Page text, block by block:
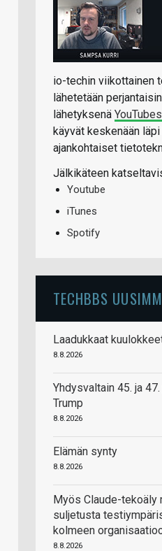
io-techin viikottainen
lähetetään
lähetyksenä
käyvät keskenään
ajankohtaiset
Jälkikäteen
Youtube
iTunes
Spotify
TECHBBS
Laadukkaat
8.8.2026
Yhdysvaltain 45. ja
Trump
8.8.2026
Elämän synty
8.8.2026
Myös Claude-tekoäly
suljetusta
kolmeen
8.8.2026